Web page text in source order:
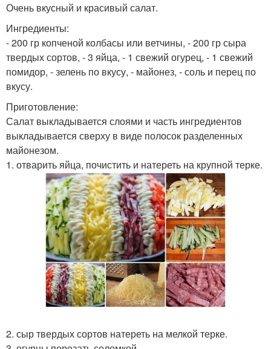
Очень вкусный и красивый салат.
Ингредиенты:
- 200 гр копченой колбасы или ветчины, - 200 гр сыра
твердых сортов, - 3 яйца, - 1 свежий огурец, - 1 свежий
помидор, - зелень по вкусу, - майонез, - соль и перец по
вкусу.
Приготовление:
Салат выкладывается слоями и часть ингредиентов
выкладывается сверху в виде полосок разделенных
майонезом.
1. отварить яйца, почистить и натереть на крупной терке.
2. сыр твердых сортов натереть на мелкой терке.